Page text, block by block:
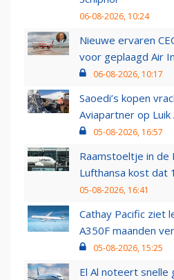
06-08-2026, 10:24
Nieuwe ervaren
voor geplaagd Air
06-08-2026, 10:17
Saoedi’s kopen
Aviapartner op
05-08-2026, 16:57
Raamstoeltje in de
Lufthansa kost dat
05-08-2026, 16:41
Cathay Pacific ziet
A350F maanden
05-08-2026, 15:25
El Al noteert snelle